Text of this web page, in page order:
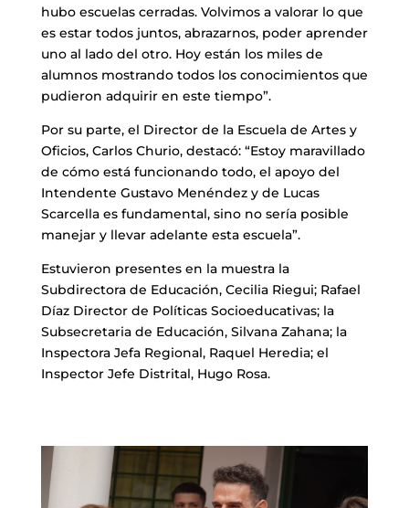
hubo escuelas cerradas. Volvimos a valorar lo que
es estar todos juntos, abrazarnos, poder aprender
uno al lado del otro. Hoy están los miles de
alumnos mostrando todos los conocimientos que
pudieron adquirir en este tiempo”.
Por su parte, el Director de la Escuela de Artes y
Oficios, Carlos Churio, destacó: “Estoy maravillado
de cómo está funcionando todo, el apoyo del
Intendente Gustavo Menéndez y de Lucas
Scarcella es fundamental, sino no sería posible
manejar y llevar adelante esta escuela”.
Estuvieron presentes en la muestra la
Subdirectora de Educación, Cecilia Riegui; Rafael
Díaz Director de Políticas Socioeducativas; la
Subsecretaria de Educación, Silvana Zahana; la
Inspectora Jefa Regional, Raquel Heredia; el
Inspector Jefe Distrital, Hugo Rosa.